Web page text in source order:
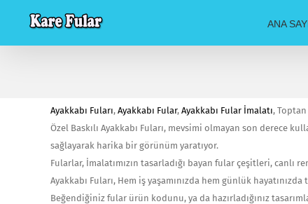
content
ANA
Ayakkabı Fuları, Ayakkabı Fular, Ayakkabı Fular İmalatı,
Özel Baskılı Ayakkabı Fuları, mevsimi olmayan son derece
sağlayarak harika bir görünüm yaratıyor.
Fularlar, İmalatımızın tasarladığı bayan fular çeşitleri, canlı
Ayakkabı Fuları, Hem iş yaşamınızda hem günlük
Beğendiğiniz fular ürün kodunu, ya da hazırladığınız